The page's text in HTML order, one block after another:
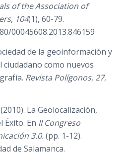
of the Association of
, 104(1), 60-79.
00045608.2013.846159
de la geoinformación y
ciudadano como nuevos
Revista Polígonos, 27,
La Geolocalización,
Éxito. En II Congreso
3.0.(pp. 1-12).
de Salamanca.